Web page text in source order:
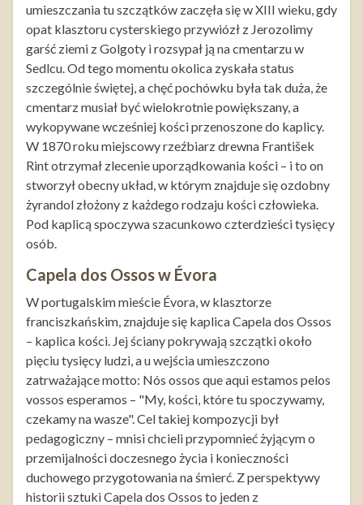
umieszczania tu szczątków zaczęła się w XIII wieku, gdy
opat klasztoru cysterskiego przywiózł z Jerozolimy
garść ziemi z Golgoty i rozsypał ją na cmentarzu w
Sedlcu. Od tego momentu okolica zyskała status
szczególnie świętej, a chęć pochówku była tak duża, że
cmentarz musiał być wielokrotnie powiększany, a
wykopywane wcześniej kości przenoszone do kaplicy.
W 1870 roku miejscowy rzeźbiarz drewna František
Rint otrzymał zlecenie uporządkowania kości – i to on
stworzył obecny układ, w którym znajduje się ozdobny
żyrandol złożony z każdego rodzaju kości człowieka.
Pod kaplicą spoczywa szacunkowo czterdzieści tysięcy
osób.
Capela dos Ossos w Évora
W portugalskim mieście Évora, w klasztorze
franciszkańskim, znajduje się kaplica Capela dos Ossos
– kaplica kości. Jej ściany pokrywają szczątki około
pięciu tysięcy ludzi, a u wejścia umieszczono
zatrważające motto: Nós ossos que aqui estamos pelos
vossos esperamos – "My, kości, które tu spoczywamy,
czekamy na wasze". Cel takiej kompozycji był
pedagogiczny – mnisi chcieli przypomnieć żyjącym o
przemijalności doczesnego życia i konieczności
duchowego przygotowania na śmierć. Z perspektywy
historii sztuki Capela dos Ossos to jeden z